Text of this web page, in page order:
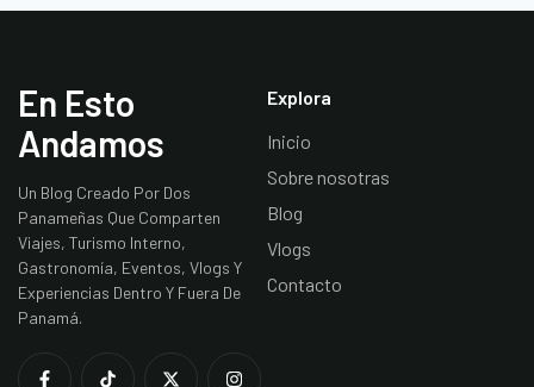
En Esto
Andamos
Un Blog Creado Por Dos
Panameñas Que Comparten
Viajes, Turismo Interno,
Gastronomía, Eventos, Vlogs Y
Experiencias Dentro Y Fuera De
Panamá.
Explora
Inicio
Sobre nosotras
Blog
Vlogs
Contacto